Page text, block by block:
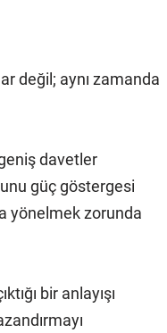
değil; aynı zamanda
davetler
güç göstergesi
yönelmek zorunda
bir anlayışı